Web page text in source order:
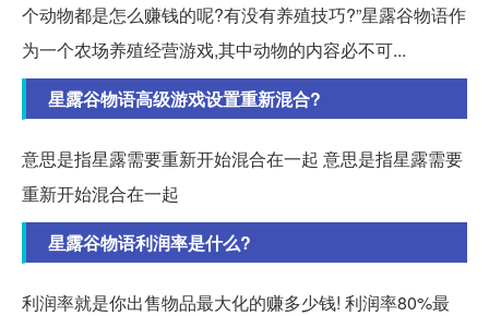
个动物都是怎么赚钱的呢?有没有养殖技巧?”星露谷物语作
为一个农场养殖经营游戏,其中动物的内容必不可...
星露谷物语高级游戏设置重新混合?
意思是指星露需要重新开始混合在一起 意思是指星露需要
重新开始混合在一起
星露谷物语利润率是什么?
利润率就是你出售物品最大化的赚多少钱! 利润率80%最